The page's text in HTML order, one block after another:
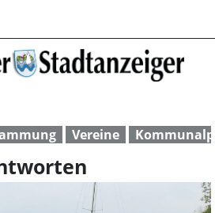
Suche nach
Vereine